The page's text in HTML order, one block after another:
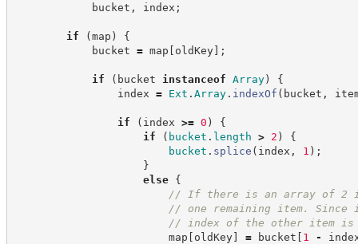
bucket , index ;
if (map )
{
bucket = map [ oldKey] ;
if ( bucket instanceof Array)
{
index = Ext . Array. indexOf ( bucket ,
if ( index >= 0 )
{
if
( bucket . length > 2 )
{
bucket . splice ( index , 1 ) ;
}
else
{
// If there is an array of 2
// one remaining item. Since
// index of the other item is
map [ oldKey] = bucket [ 1 -